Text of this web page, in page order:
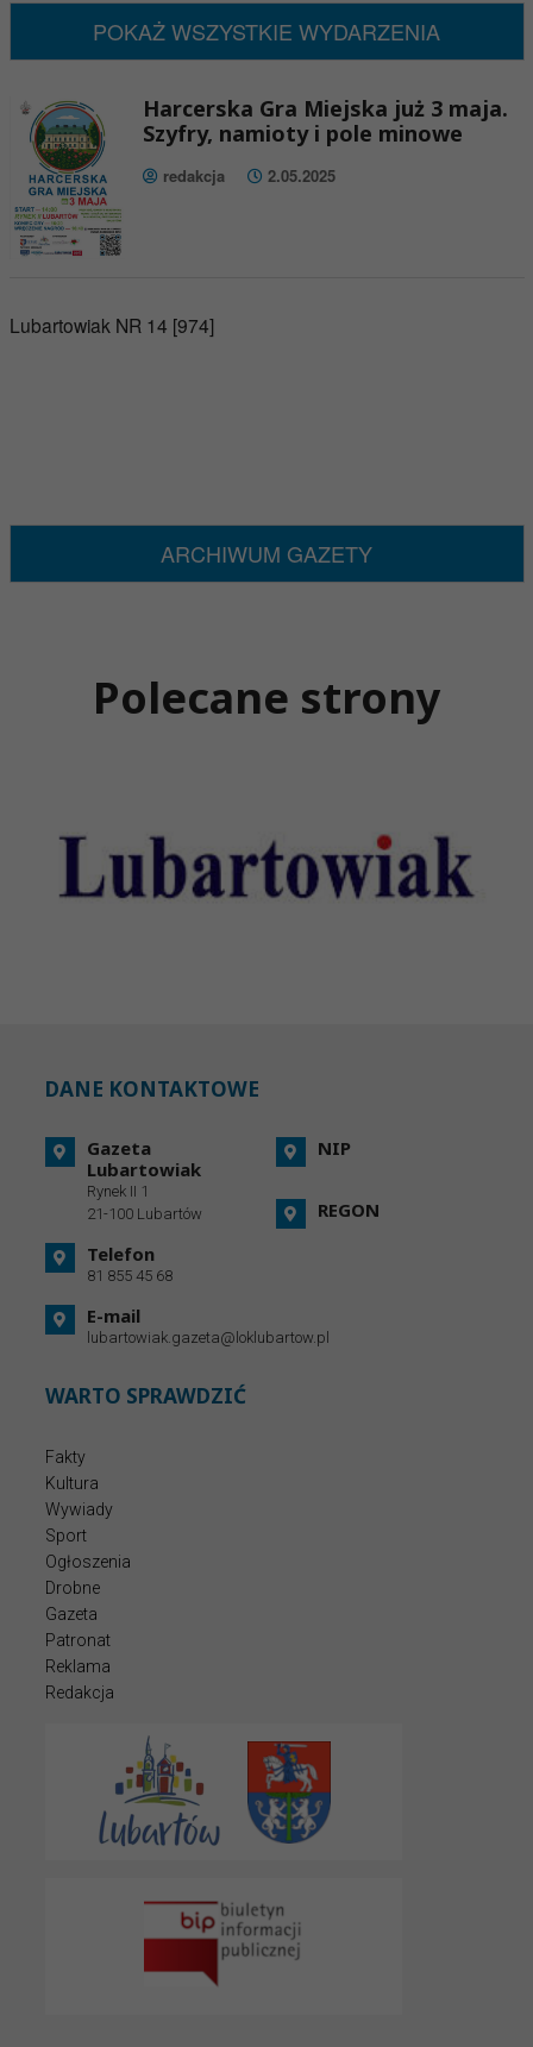
POKAŻ WSZYSTKIE WYDARZENIA
Harcerska Gra Miejska już 3 maja.
Szyfry, namioty i pole minowe
redakcja 2.05.2025
Lubartowiak NR 14 [974]
ARCHIWUM GAZETY
Polecane strony
DANE KONTAKTOWE
Gazeta
Lubartowiak
Rynek II 1
21-100 Lubartów
Telefon
81 855 45 68
E-mail
lubartowiak.gazeta@loklubartow.pl
NIP
REGON
WARTO SPRAWDZIĆ
Fakty
Kultura
Wywiady
Sport
Ogłoszenia
Drobne
Gazeta
Patronat
Reklama
Redakcja